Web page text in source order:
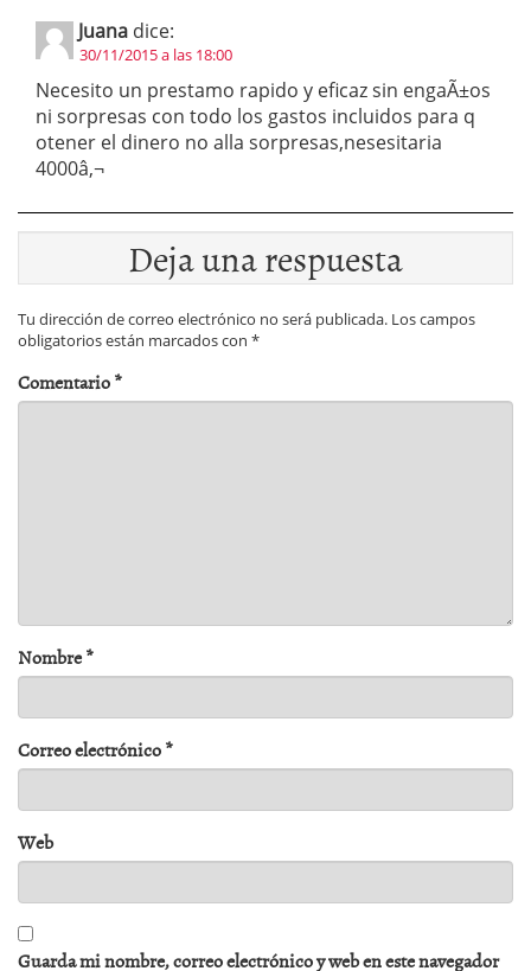
Juana dice:
30/11/2015 a las 18:00
Necesito un prestamo rapido y eficaz sin engaÃ±os
ni sorpresas con todo los gastos incluidos para q
otener el dinero no alla sorpresas,nesesitaria
4000â‚¬
Deja una respuesta
Tu dirección de correo electrónico no será publicada. Los campos
obligatorios están marcados con *
Comentario*
Nombre*
Correo electrónico*
Web
Guarda mi nombre, correo electrónico y web en este navegador